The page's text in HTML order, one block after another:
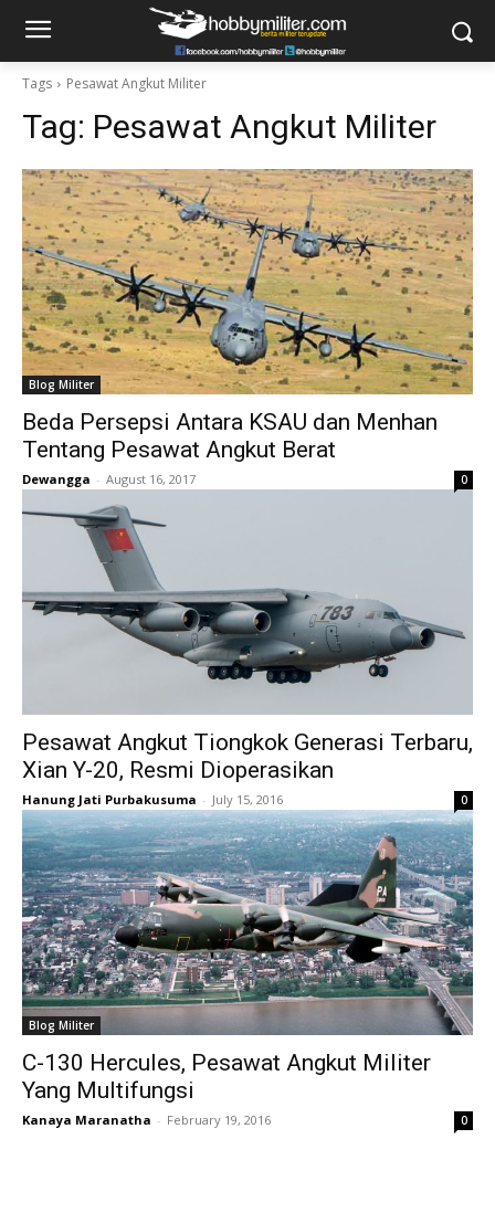
Tags Pesawat Angkut Militer
Tag: Pesawat Angkut Militer
Blog Militer
Beda Persepsi Antara KSAU dan Menhan
Tentang Pesawat Angkut Berat
Dewangga - August 16, 2017 0
Pesawat Angkut Tiongkok Generasi Terbaru,
Xian Y-20, Resmi Dioperasikan
Hanung Jati Purbakusuma - July 15, 2016 0
Blog Militer
C-130 Hercules, Pesawat Angkut Militer
Yang Multifungsi
Kanaya Maranatha - February 19, 2016 0